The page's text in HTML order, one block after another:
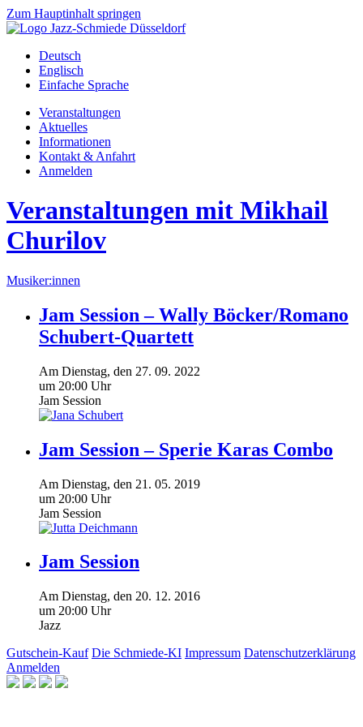
Zum Hauptinhalt springen
Deutsch
Englisch
Einfache Sprache
Veranstaltungen
Aktuelles
Informationen
Kontakt & Anfahrt
Anmelden
Veranstaltungen mit Mikhail
Churilov
Musiker:innen
Jam Session – Wally Böcker/Romano
Schubert-Quartett
Am Dienstag, den 27. 09. 2022
um 20:00 Uhr
Jam Session
Jam Session – Sperie Karas Combo
Am Dienstag, den 21. 05. 2019
um 20:00 Uhr
Jam Session
Jam Session
Am Dienstag, den 20. 12. 2016
um 20:00 Uhr
Jazz
Gutschein-Kauf Die Schmiede-KI Impressum Datenschutzerklärung
Anmelden